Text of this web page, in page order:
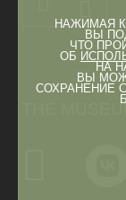
НАЖИМАЯ
ВЫ
ЧТО
ОБ
НА
ВЫ
СОХРАНЕНИЕ
THE